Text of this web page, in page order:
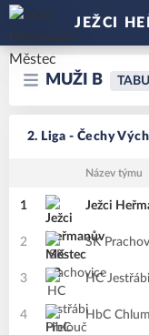
JEŽCI
MUŽI B
2. Liga - Čechy
Název týmu
1 Ježci
2 SK
3 HC
4 HbC